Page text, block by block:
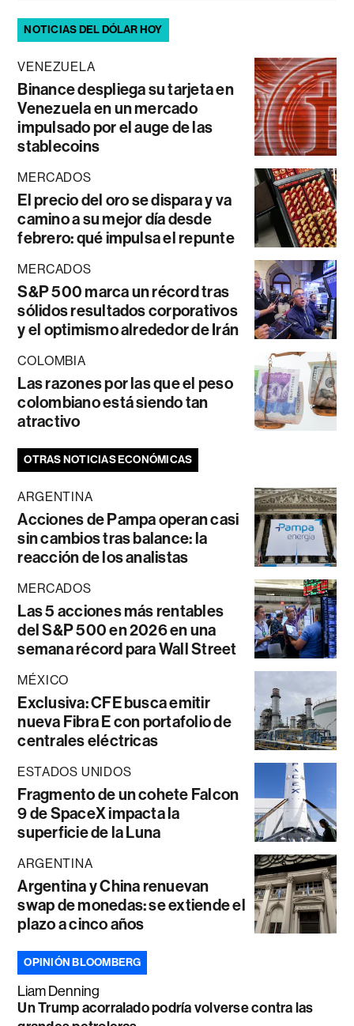
NOTICIAS DEL DÓLAR HOY
VENEZUELA
Binance despliega su tarjeta en
Venezuela en un mercado
impulsado por el auge de las
stablecoins
MERCADOS
El precio del oro se dispara y va
camino a su mejor día desde
febrero: qué impulsa el repunte
MERCADOS
S&P 500 marca un récord tras
sólidos resultados corporativos
y el optimismo alrededor de Irán
COLOMBIA
Las razones por las que el peso
colombiano está siendo tan
atractivo
OTRAS NOTICIAS ECONÓMICAS
ARGENTINA
Acciones de Pampa operan casi
sin cambios tras balance: la
reacción de los analistas
MERCADOS
Las 5 acciones más rentables
del S&P 500 en 2026 en una
semana récord para Wall Street
MÉXICO
Exclusiva: CFE busca emitir
nueva Fibra E con portafolio de
centrales eléctricas
ESTADOS UNIDOS
Fragmento de un cohete Falcon
9 de SpaceX impacta la
superficie de la Luna
ARGENTINA
Argentina y China renuevan
swap de monedas: se extiende el
plazo a cinco años
OPINIÓN BLOOMBERG
Liam Denning
Un Trump acorralado podría volverse contra las